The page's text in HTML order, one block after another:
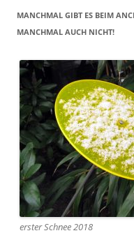
MANCHMAL GIBT ES BEIM
MANCHMAL AUCH NICHT!
erster Schnee 2018